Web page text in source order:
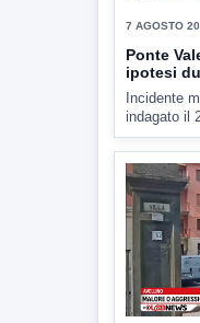
Malore o
Adriana
della